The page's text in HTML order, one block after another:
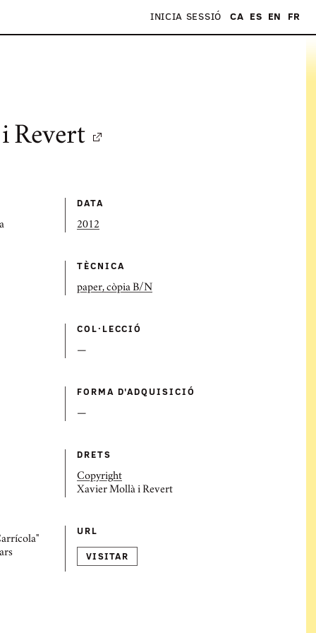
INICIA SESSIÓ CA ES EN FR
Revert
DATA
2012
TÈCNICA
paper, còpia B/N
COL·LECCIÓ
—
FORMA D'ADQUISICIÓ
—
DRETS
Copyright
Xavier Mollà i Revert
URL
VISITAR